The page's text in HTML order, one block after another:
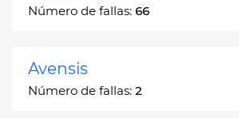
Número de fallas: 66
Avensis
Número de fallas: 2